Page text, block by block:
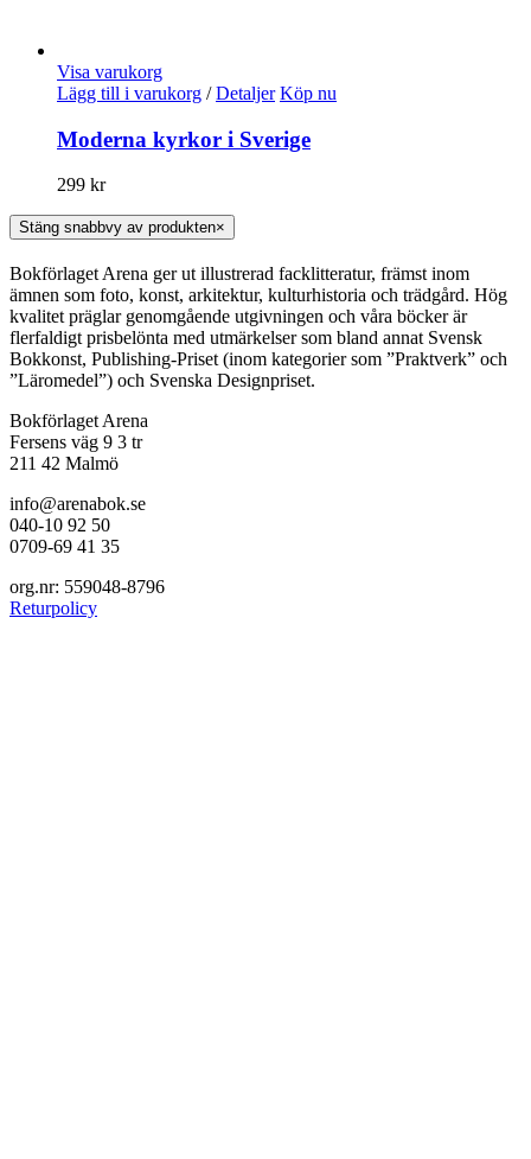
Visa varukorg
Lägg till i varukorg / Detaljer Köp nu
Moderna kyrkor i Sverige
299 kr
Stäng snabbvy av produkten×
Bokförlaget Arena ger ut illustrerad facklitteratur, främst inom
ämnen som foto, konst, arkitektur, kulturhistoria och trädgård. Hög
kvalitet präglar genomgående utgivningen och våra böcker är
flerfaldigt prisbelönta med utmärkelser som bland annat Svensk
Bokkonst, Publishing-Priset (inom kategorier som ”Praktverk” och
”Läromedel”) och Svenska Designpriset.
Bokförlaget Arena
Fersens väg 9 3 tr
211 42 Malmö
info@arenabok.se
040-10 92 50
0709-69 41 35
org.nr: 559048-8796
Returpolicy